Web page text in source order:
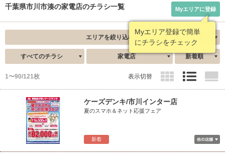
千葉県市川市湊の家電店のチラシ一覧 Myエリアに登録
エリアを絞り込む
すべてのチラシ 家電店 新着順
1〜90/121枚 表示切替
新着
ケーズデンキ/市川インター店
夏のスマホ＆ネット応援フェア